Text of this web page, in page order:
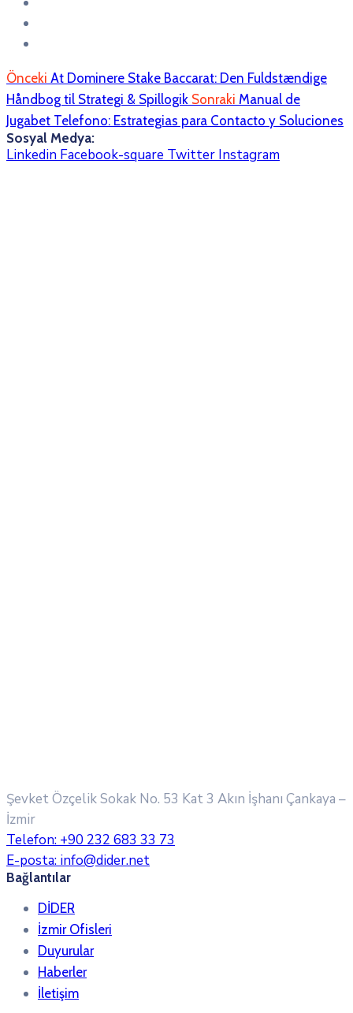
Önceki At Dominere Stake Baccarat: Den Fuldstændige
Håndbog til Strategi & Spillogik Sonraki Manual de
Jugabet Telefono: Estrategias para Contacto y Soluciones
Sosyal Medya:
Linkedin Facebook-square Twitter Instagram
Şevket Özçelik Sokak No. 53 Kat 3 Akın İşhanı Çankaya –
İzmir
Telefon: +90 232 683 33 73
E-posta: info@dider.net
Bağlantılar
DİDER
İzmir Ofisleri
Duyurular
Haberler
İletişim